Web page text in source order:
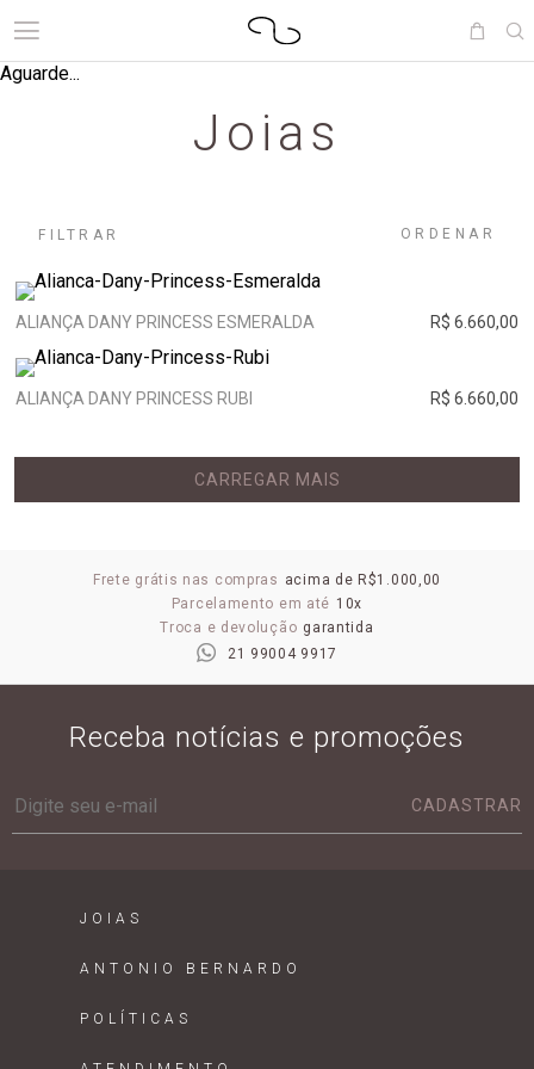
Aguarde...
Joias
FILTRAR ORDENAR
ALIANÇA DANY PRINCESS ESMERALDA R$ 6.660,00
ALIANÇA DANY PRINCESS RUBI R$ 6.660,00
CARREGAR MAIS
Frete grátis nas compras acima de R$1.000,00
Parcelamento em até 10x
Troca e devolução garantida
21 99004 9917
Receba notícias e promoções
CADASTRAR
JOIAS
ANTONIO BERNARDO
POLÍTICAS